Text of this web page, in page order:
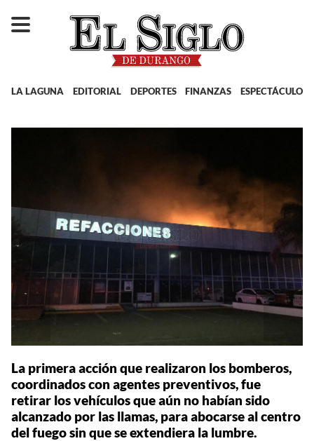
LA LAGUNA EDITORIAL DEPORTES FINANZAS ESPECTÁCULOS
La primera acción que realizaron los bomberos,
coordinados con agentes preventivos, fue
retirar los vehículos que aún no habían sido
alcanzado por las llamas, para abocarse al centro
del fuego sin que se extendiera la lumbre.